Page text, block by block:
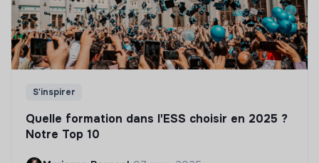
S'inspirer
Quelle formation dans l'ESS choisir en 2025 ?
Notre Top 10